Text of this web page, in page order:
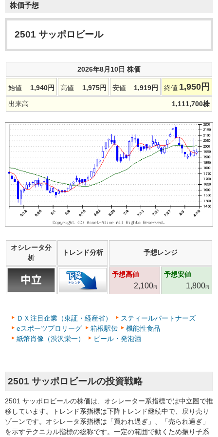
株価予想
2501 サッポロビール
2026年8月10日 株価
始値 1,940円 高値 1,975円 安値 1,919円 終値 1,950 円
出来高 1,111,700株
オシレータ分
析
トレンド分析 予想レンジ
予想高値
2,100円
予想安値
1,800円
ＤＸ注目企業（東証・経産省）
スティールパートナーズ
eスポーツプロリーグ
箱根駅伝
機能性食品
紙幣肖像（渋沢栄一）
ビール・発泡酒
2501 サッポロビールの投資戦略
2501 サッポロビールの株価は、オシレーター系指標では中立圏で推
移しています。トレンド系指標は下降トレンド継続中で、戻り売り
ゾーンです。オシレータ系指標は「買われ過ぎ」、「売られ過ぎ」
を示すテクニカル指標の総称です。一定の範囲で動くため振り子系